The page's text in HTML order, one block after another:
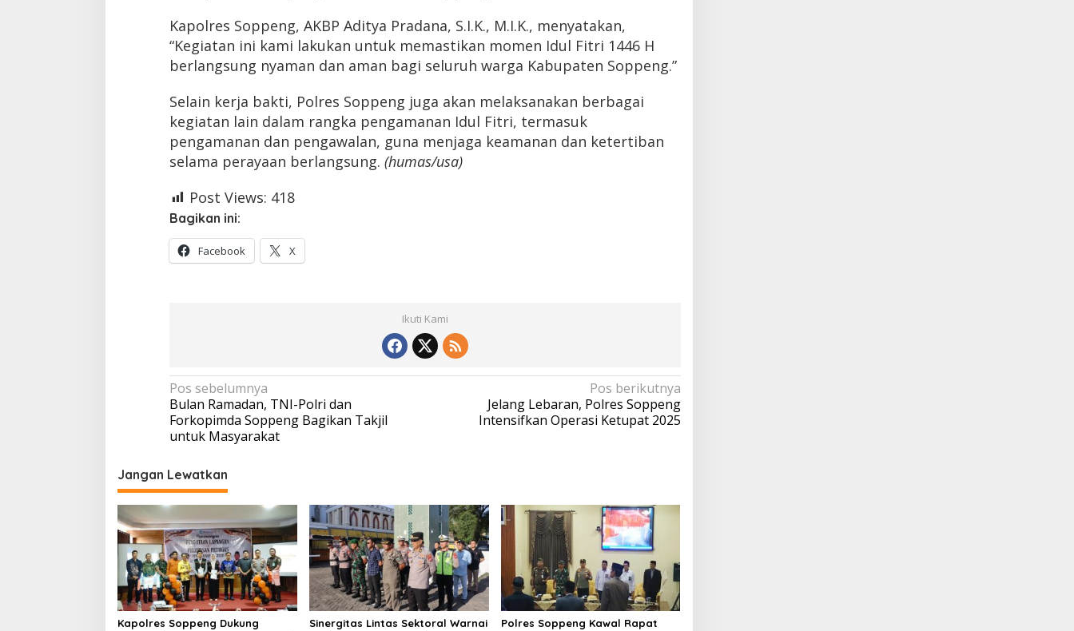
Kapolres Soppeng, AKBP Aditya Pradana, S.I.K., M.I.K., menyatakan,
“Kegiatan ini kami lakukan untuk memastikan momen Idul Fitri 1446 H
berlangsung nyaman dan aman bagi seluruh warga Kabupaten Soppeng.”
Selain kerja bakti, Polres Soppeng juga akan melaksanakan berbagai
kegiatan lain dalam rangka pengamanan Idul Fitri, termasuk
pengamanan dan pengawalan, guna menjaga keamanan dan ketertiban
selama perayaan berlangsung. (humas/usa)
Post Views: 418
Bagikan ini:
Facebook X
Ikuti Kami
Navigasi
pos
Pos sebelumnya
Bulan Ramadan, TNI-Polri dan
Forkopimda Soppeng Bagikan Takjil
untuk Masyarakat
Pos berikutnya
Jelang Lebaran, Polres Soppeng
Intensifkan Operasi Ketupat 2025
Jangan Lewatkan
Kapolres Soppeng Dukung
Sinergitas Lintas Sektoral Warnai
Polres Soppeng Kawal Rapat